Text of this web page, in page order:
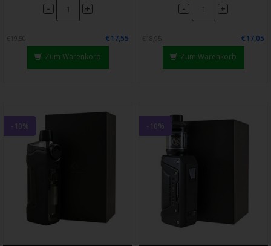
- +
€19,50
€17,55
Zum Warenkorb
- +
€18,95
€17,05
Zum Warenkorb
-10% -10%